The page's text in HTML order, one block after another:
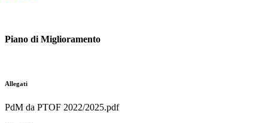
Piano di Miglioramento
Allegati
PdM da PTOF 2022/2025.pdf